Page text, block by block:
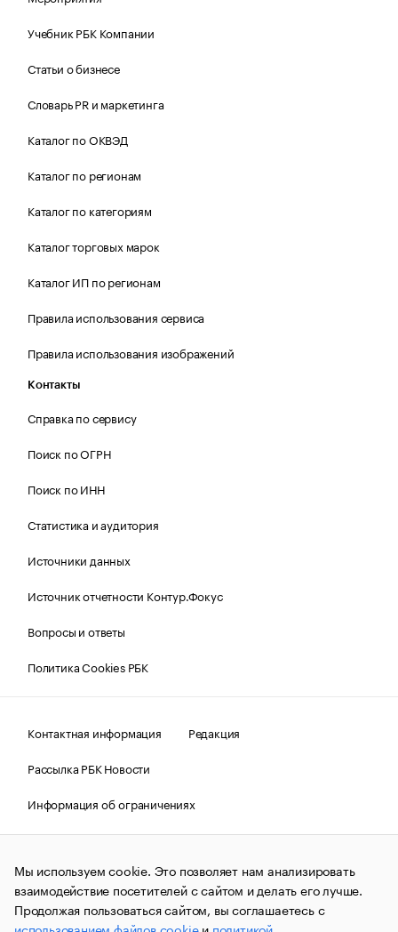
Учебник РБК Компании
Статьи о бизнесе
Словарь PR и маркетинга
Каталог по ОКВЭД
Каталог по регионам
Каталог по категориям
Каталог торговых марок
Каталог ИП по регионам
Правила использования сервиса
Правила использования изображений
Контакты
Справка по сервису
Поиск по ОГРН
Поиск по ИНН
Статистика и аудитория
Источники данных
Источник отчетности Контур.Фокус
Вопросы и ответы
Политика Cookies РБК
Контактная информация
Редакция
Рассылка РБК Новости
Информация об ограничениях
Правовая информация
О соблюдении авторских прав
© АО «РОСБИЗНЕСКОНСАЛТИНГ»,1995–2026.Сообщения
и материалы информационного агентства «РБК»
(зарегистрировано Федеральной службой по надзору в сфере
связи, информационных технологий и массовых
Мы используем cookie. Это позволяет нам анализировать
взаимодействие посетителей с сайтом и делать его лучше.
Продолжая пользоваться сайтом, вы соглашаетесь с